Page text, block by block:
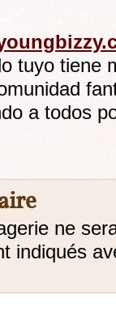
tuyo tiene
a todos
ne
indiqués